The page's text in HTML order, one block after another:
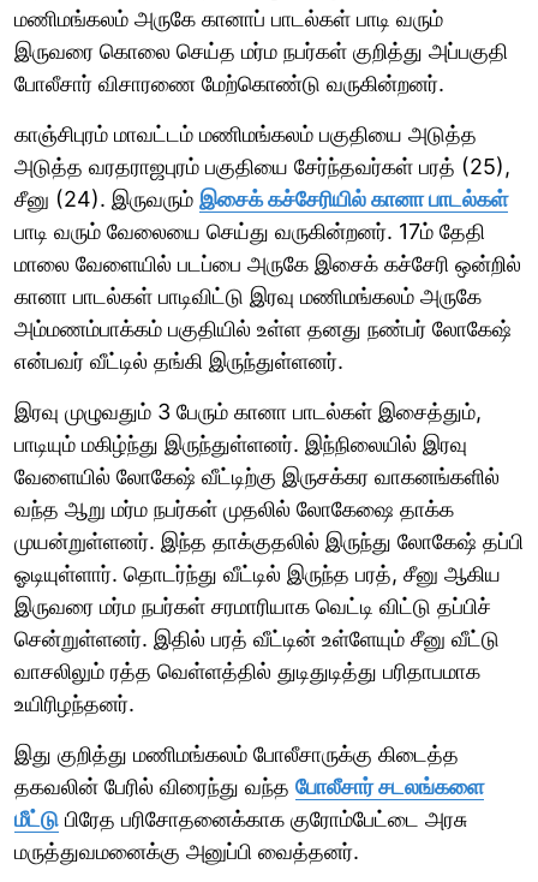
மணிமங்கலம் அருகே கானாப் பாடல்கள் பாடி வரும்
இருவரை கொலை செய்த மர்ம நபர்கள் குறித்து அப்பகுதி
போலீசார் விசாரணை மேற்கொண்டு வருகின்றனர்.
காஞ்சிபுரம் மாவட்டம் மணிமங்கலம் பகுதியை அடுத்த
அடுத்த வரதராஜபுரம் பகுதியை சேர்ந்தவர்கள் பரத் (25),
சீனு (24). இருவரும் இசைக் கச்சேரியில் கானா பாடல்கள்
பாடி வரும் வேலையை செய்து வருகின்றனர். 17ம் தேதி
மாலை வேளையில் படப்பை அருகே இசைக் கச்சேரி ஒன்றில்
கானா பாடல்கள் பாடிவிட்டு இரவு மணிமங்கலம் அருகே
அம்மணம்பாக்கம் பகுதியில் உள்ள தனது நண்பர் லோகேஷ்
என்பவர் வீட்டில் தங்கி இருந்துள்ளனர்.
இரவு முழுவதும் 3 பேரும் கானா பாடல்கள் இசைத்தும்,
பாடியும் மகிழ்ந்து இருந்துள்ளனர். இந்நிலையில் இரவு
வேளையில் லோகேஷ் வீட்டிற்கு இருசக்கர வாகனங்களில்
வந்த ஆறு மர்ம நபர்கள் முதலில் லோகேஷை தாக்க
முயன்றுள்ளனர். இந்த தாக்குதலில் இருந்து லோகேஷ் தப்பி
ஓடியுள்ளார். தொடர்ந்து வீட்டில் இருந்த பரத், சீனு ஆகிய
இருவரை மர்ம நபர்கள் சரமாரியாக வெட்டி விட்டு தப்பிச்
சென்றுள்ளனர். இதில் பரத் வீட்டின் உள்ளேயும் சீனு வீட்டு
வாசலிலும் ரத்த வெள்ளத்தில் துடிதுடித்து பரிதாபமாக
உயிரிழந்தனர்.
இது குறித்து மணிமங்கலம் போலீசாருக்கு கிடைத்த
தகவலின் பேரில் விரைந்து வந்த போலீசார் சடலங்களை
மீட்டு பிரேத பரிசோதனைக்காக குரோம்பேட்டை அரசு
மருத்துவமனைக்கு அனுப்பி வைத்தனர்.